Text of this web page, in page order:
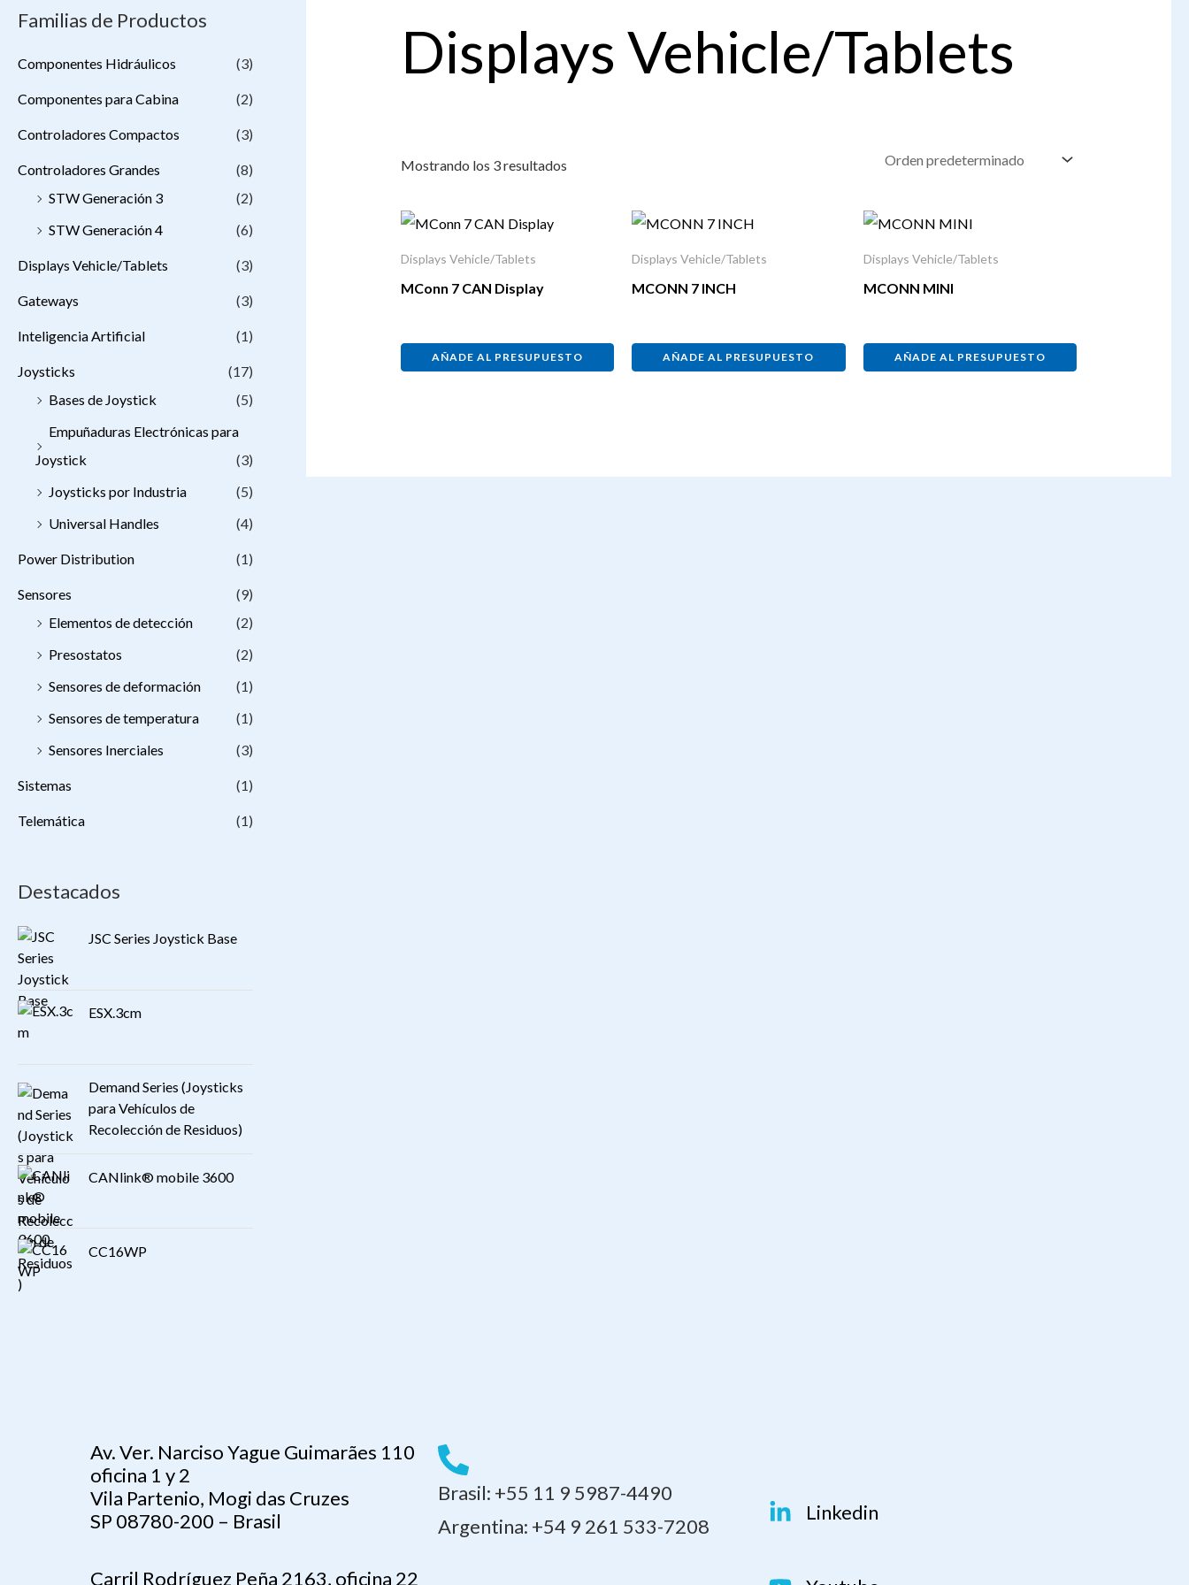
Familias de Productos
Componentes Hidráulicos (3)
Componentes para Cabina (2)
Controladores Compactos (3)
Controladores Grandes
(8)
STW Generación 3
(2)
STW Generación 4
(6)
Displays Vehicle/Tablets (3)
Gateways (3)
Inteligencia Artificial (1)
Joysticks
(17)
Bases de Joystick
(5)
Empuñaduras Electrónicas para
Joystick
(3)
Joysticks por Industria
(5)
Universal Handles
(4)
Power Distribution (1)
Sensores
(9)
Elementos de detección
(2)
Presostatos
(2)
Sensores de deformación
(1)
Sensores de temperatura
(1)
Sensores Inerciales
(3)
Sistemas (1)
Telemática (1)
Destacados
JSC Series Joystick Base
ESX.3cm
Demand Series (Joysticks
para Vehículos de
Recolección de Residuos)
CANlink® mobile 3600
CC16WP
Displays Vehicle/Tablets
Mostrando los 3 resultados
Displays Vehicle/Tablets
MConn 7 CAN Display
AÑADE AL PRESUPUESTO
Displays Vehicle/Tablets
MCONN 7 INCH
AÑADE AL PRESUPUESTO
Displays Vehicle/Tablets
MCONN MINI
AÑADE AL PRESUPUESTO
Av. Ver. Narciso Yague Guimarães 110
oficina 1 y 2
Vila Partenio, Mogi das Cruzes
SP 08780-200 – Brasil
Carril Rodríguez Peña 2163, oficina 22
Brasil: +55 11 9 5987-4490
Argentina: +54 9 261 533-7208
Linkedin